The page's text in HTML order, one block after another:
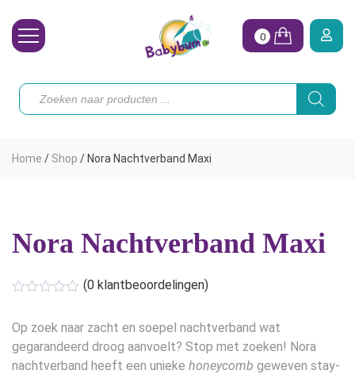
Toebehoren
Onze merken
Hoe begin ik?
0
Producten
zoeken
Home / Shop / Nora Nachtverband Maxi
Nora Nachtverband Maxi
(0 klantbeoordelingen)
Op zoek naar zacht en soepel nachtverband wat
gegarandeerd droog aanvoelt? Stop met zoeken! Nora
nachtverband heeft een unieke honeycomb geweven stay-